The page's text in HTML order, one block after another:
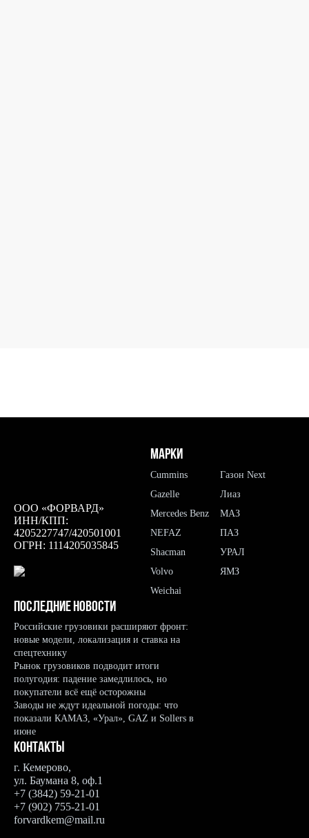
ООО «ФОРВАРД»
ИНН/КПП:
4205227747/420501001
ОГРН: 1114205035845
Марки
Cummins
Gazelle
Mercedes Benz
NEFAZ
Shacman
Volvo
Weichai
Газон Next
Лиаз
МАЗ
ПАЗ
УРАЛ
ЯМЗ
Последние новости
Российские грузовики расширяют фронт:
новые модели, локализация и ставка на
спецтехнику
Рынок грузовиков подводит итоги
полугодия: падение замедлилось, но
покупатели всё ещё осторожны
Заводы не ждут идеальной погоды: что
показали КАМАЗ, «Урал», GAZ и Sollers в
июне
Контакты
г. Кемерово,
ул. Баумана 8, оф.1
+7 (3842) 59-21-01
+7 (902) 755-21-01
forvardkem@mail.ru